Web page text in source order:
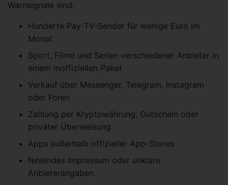
Warnsignale sind:
Hunderte Pay-TV-Sender für wenige Euro im
Monat
Sport, Filme und Serien verschiedener Anbieter in
einem inoffiziellen Paket
Verkauf über Messenger, Telegram, Instagram
oder Foren
Zahlung per Kryptowährung, Gutschein oder
privater Überweisung
Apps außerhalb offizieller App-Stores
fehlendes Impressum oder unklare
Anbieterangaben